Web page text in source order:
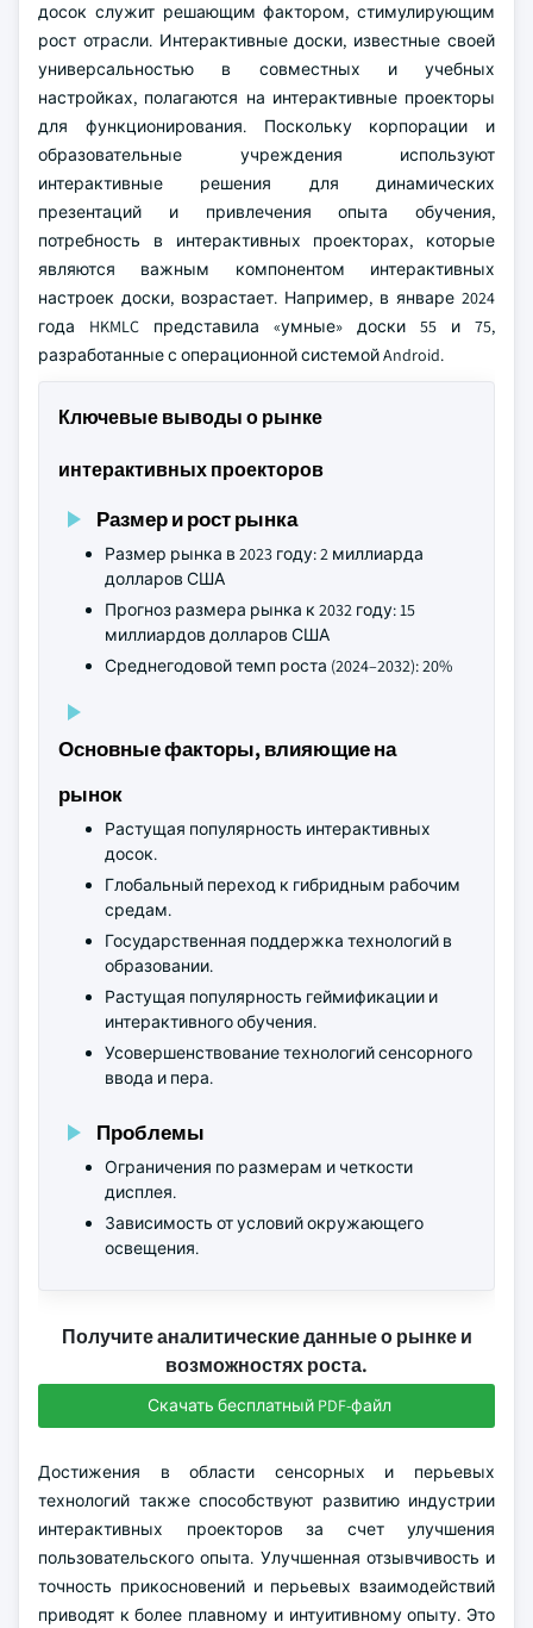
досок служит решающим фактором, стимулирующим
рост отрасли. Интерактивные доски, известные своей
универсальностью в совместных и учебных
настройках, полагаются на интерактивные проекторы
для функционирования. Поскольку корпорации и
образовательные учреждения используют
интерактивные решения для динамических
презентаций и привлечения опыта обучения,
потребность в интерактивных проекторах, которые
являются важным компонентом интерактивных
настроек доски, возрастает. Например, в январе 2024
года HKMLC представила «умные» доски 55 и 75,
разработанные с операционной системой Android.
Ключевые выводы о рынке
интерактивных проекторов
Размер и рост рынка
Размер рынка в 2023 году: 2 миллиарда
долларов США
Прогноз размера рынка к 2032 году: 15
миллиардов долларов США
Среднегодовой темп роста (2024–2032): 20%
Основные факторы, влияющие на
рынок
Растущая популярность интерактивных
досок.
Глобальный переход к гибридным рабочим
средам.
Государственная поддержка технологий в
образовании.
Растущая популярность геймификации и
интерактивного обучения.
Усовершенствование технологий сенсорного
ввода и пера.
Проблемы
Ограничения по размерам и четкости
дисплея.
Зависимость от условий окружающего
освещения.
Получите аналитические данные о рынке и
возможностях роста.
Скачать бесплатный PDF-файл
Достижения в области сенсорных и перьевых
технологий также способствуют развитию индустрии
интерактивных проекторов за счет улучшения
пользовательского опыта. Улучшенная отзывчивость и
точность прикосновений и перьевых взаимодействий
приводят к более плавному и интуитивному опыту. Это